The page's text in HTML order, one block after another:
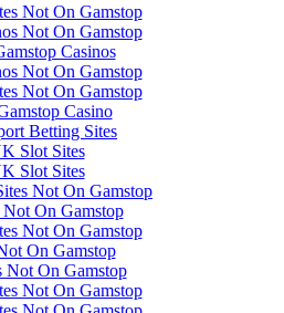
Not On Gamstop
Not On Gamstop
Casinos
Not On Gamstop
Not On Gamstop
Casino
Betting Sites
Slot Sites
Slot Sites
Not On Gamstop
Not On Gamstop
Not On Gamstop
On Gamstop
Not On Gamstop
Not On Gamstop